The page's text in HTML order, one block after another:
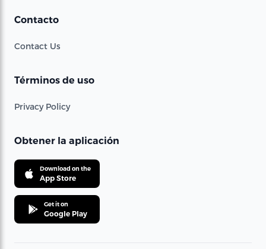
Contacto
Contact Us
Términos de uso
Privacy Policy
Obtener la aplicación
Download on the
App Store
Get it on
Google Play